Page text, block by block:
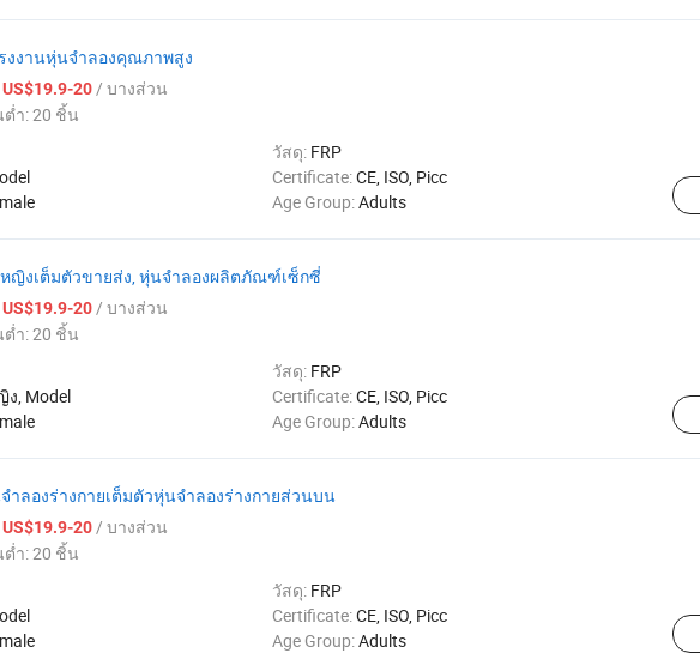
งงานหุ่นจำลองคุณภาพสูง
US$19.9-20/ บางส่วน
ำ:20 ชิ้น
วัสดุ: FRP
Certificate:CE, ISO, Picc
Age Group:Adults
ญิงเต็มตัวขายส่ง, หุ่นจำลองผลิตภัณฑ์เซ็กซี่
US$19.9-20/ บางส่วน
ำ:20 ชิ้น
วัสดุ: FRP
, Model Certificate:CE, ISO, Picc
Age Group:Adults
ำลองร่างกายเต็มตัวหุ่นจำลองร่างกายส่วนบน
US$19.9-20/ บางส่วน
ำ:20 ชิ้น
วัสดุ: FRP
Certificate:CE, ISO, Picc
Age Group:Adults